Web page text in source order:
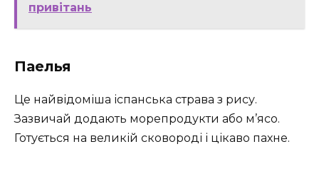
привітань
Паелья
Це найвідоміша іспанська страва з рису.
Зазвичай додають морепродукти або м’ясо.
Готується на великій сковороді і цікаво пахне.